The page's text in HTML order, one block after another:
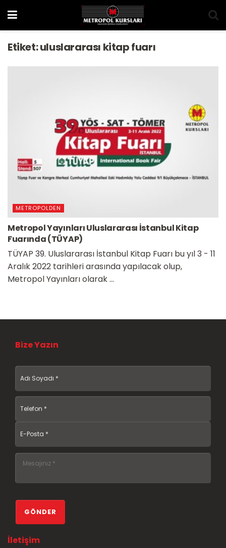
Etiket:uluslararası kitap fuarı
METROPOLDEN
Metropol Yayınları Uluslararası İstanbul Kitap
Fuarında (TÜYAP)
TÜYAP 39. Uluslararası İstanbul Kitap Fuarı bu yıl 3 - 11
Aralık 2022 tarihleri arasında yapılacak olup,
Metropol Yayınları olarak ...
Bize Yazın
İletişim